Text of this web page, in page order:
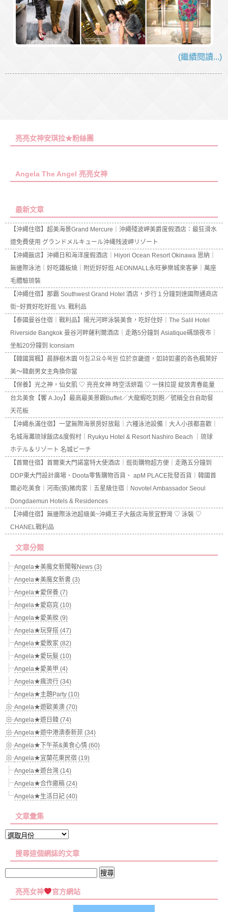
(繼續閱讀...)
亮亮女神安琪拉★粉絲團
Angela The Angel 亮亮女神
最新文章
【沖繩住宿】超美海景Grand Mercure｜沖繩殘波岬美爵度假酒店：最狂滑水
道免費使用 グランドメルキュール沖縄残波岬リゾート
【沖繩飯店】沖繩日和海洋度假酒店｜Hiyori Ocean Resort Okinawa 恩納｜
無邊際泳池｜好吃鐵板燒｜附近好好逛 AEONMALL永旺夢樂城來客夢｜萬座
毛體驗琉裝
【沖繩住宿】那霸 Southwest Grand Hotel 酒店，步行１分鐘到達國際通商店
街~好買好吃好逛 Vs. 戰利品
【泰國曼谷住宿｜戰利品】陽光河畔泳裝美食，吃好住好｜The Salil Hotel
Riverside Bangkok 曼谷河畔薩利爾酒店｜走路5分鐘到 Asiatique碼頭夜市｜
坐船20分鐘到 Iconsiam
【韓國賞楓】晨靜樹木園 아침고요수목원 位於京畿道，如詩如畫的各色楓葉好
美～韓劇男女主角換你當
【保養】光之神，仙女肌 ♡ 亮亮女神 時空活妍霜 ♡ 一抹拉提 綻放青春能量
台北美食【饗 A Joy】最高最美景觀Buffet／大龍蝦吃到飽／號稱全台自助餐
天花板
【沖繩糸滿住宿】一望無際海景房好放鬆｜六種泳池設備｜大人小孩都喜歡｜
名城海灘琉球飯店&度假村｜Ryukyu Hotel & Resort Nashiro Beach ｜琉球
ホテル＆リゾート 名城ビーチ
【首爾住宿】首爾東大門諾富特大使酒店｜逛街購物超方便｜走路五分鐘到
DDP東大門設計廣場、Doota零售購物百貨、 apM PLACE批發百貨｜韓國首
爾必吃美食｜河南(張)豬肉家｜五星級住宿｜Novotel Ambassador Seoul
Dongdaemun Hotels & Residences
【沖繩住宿】無邊際泳池超級美~沖繩王子大飯店海景宜野灣 ♡ 泳裝 ♡
CHANEL戰利品
文章分類
Angela★美魔女新聞報News (3)
Angela★美魔女新書 (3)
Angela★愛保養 (7)
Angela★愛窈窕 (10)
Angela★愛美妝 (9)
Angela★玩穿搭 (47)
Angela★愛敗家 (82)
Angela★愛玩髮 (10)
Angela★愛美甲 (4)
Angela★瘋流行 (34)
Angela★主題Party (10)
Angela★遊歐美澳 (70)
Angela★遊日韓 (74)
Angela★遊中港澳泰新菲 (34)
Angela★下午茶&美食心情 (60)
Angela★宜蘭花東民宿 (19)
Angela★遊台灣 (14)
Angela★合作邀稿 (24)
Angela★生活日記 (40)
文章彙集
文
彙
搜尋這個網誌的文章
關
亮亮女神 官方網站